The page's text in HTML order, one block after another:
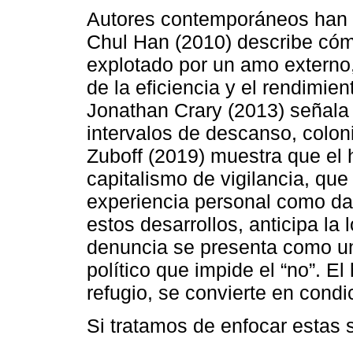
Autores contemporáneos
Chul Han (2010) describe
explotado por un amo
de la eficiencia y el
Jonathan Crary (2013)
intervalos de descanso,
Zuboff (2019) muestra que
capitalismo de vigilancia,
experiencia personal como
estos desarrollos, anticipa la
denuncia se presenta como
político que impide el “no”.
refugio, se convierte en
Si tratamos de enfocar estas